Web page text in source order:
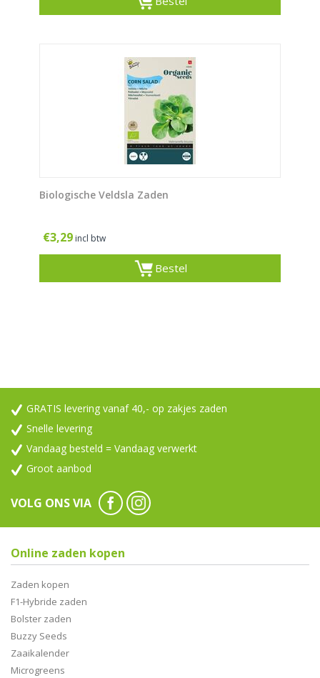
Biologische Veldsla Zaden
€3,29 incl btw
Bestel
GRATIS levering vanaf 40,- op zakjes zaden
Snelle levering
Vandaag besteld = Vandaag verwerkt
Groot aanbod
VOLG ONS VIA
Online zaden kopen
Zaden kopen
F1-Hybride zaden
Bolster zaden
Buzzy Seeds
Zaaikalender
Microgreens